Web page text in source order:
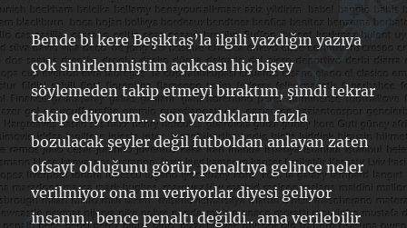
Bende bi kere Beşiktaş’la ilgili yazdığın yazıya
çok sinirlenmiştim açıkcası hiç bişey
söylemeden takip etmeyi bıraktım, şimdi tekrar
takip ediyorum.. . son yazdıkların fazla
bozulacak şeyler değil futboldan anlayan zaten
ofsayt olduğunu görür, penaltıya gelince neler
verilmiyor ona mı veriyorlar diyesi geliyor
insanın.. bence penaltı değildi.. ama verilebilir